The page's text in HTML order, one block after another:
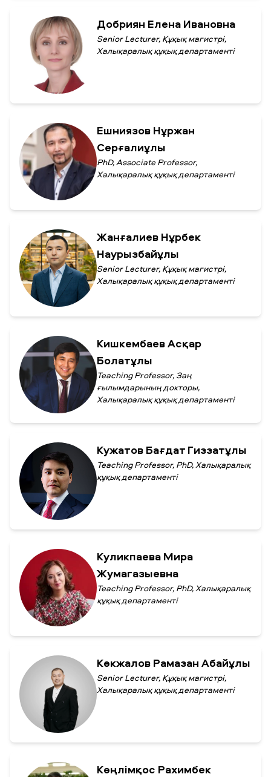
Добриян Елена Ивановна
Senior Lecturer, Құқық магистрі,
Халықаралық құқық департаменті
Ешниязов Нұржан
Серғалиұлы
PhD, Associate Professor,
Халықаралық құқық департаменті
Жанғалиев Нұрбек
Наурызбайұлы
Senior Lecturer, Құқық магистрі,
Халықаралық құқық департаменті
Кишкембаев Асқар
Болатұлы
Teaching Professor, Заң
ғылымдарының докторы,
Халықаралық құқық департаменті
Кужатов Бағдат Гиззатұлы
Teaching Professor, PhD, Халықаралық
құқық департаменті
Куликпаева Мира
Жумагазыевна
Teaching Professor, PhD, Халықаралық
құқық департаменті
Көкжалов Рамазан Абайұлы
Senior Lecturer, Құқық магистрі,
Халықаралық құқық департаменті
Көңлімқос Рахимбек